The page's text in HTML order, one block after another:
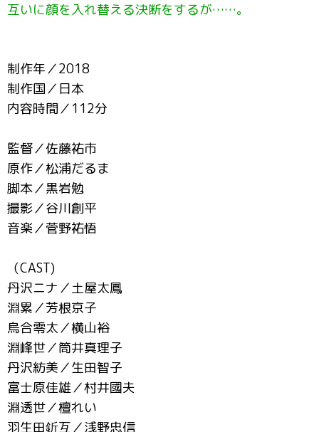
互いに顔を入れ替える決断をするが……。
制作年／2018
制作国／日本
内容時間／112分
監督／佐藤祐市
原作／松浦だるま
脚本／黒岩勉
撮影／谷川創平
音楽／菅野祐悟
（CAST)
丹沢ニナ／土屋太鳳
淵累／芳根京子
烏合零太／横山裕
淵峰世／筒井真理子
丹沢紡美／生田智子
富士原佳雄／村井國夫
淵透世／檀れい
羽生田釿互／浅野忠信